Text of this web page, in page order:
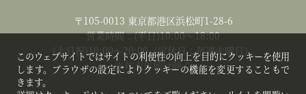
〒105-0013 東京都港区浜松町1-28-6
営業時間：(平日)10:00～18:00
(土日祝)10:00〜20:00（定休日：毎週火曜日）
※年末年始は除く
このウェブサイトではサイトの利便性の向上を目的にクッキーを使用
します。ブラウザの設定によりクッキーの機能を変更することもで
きます。